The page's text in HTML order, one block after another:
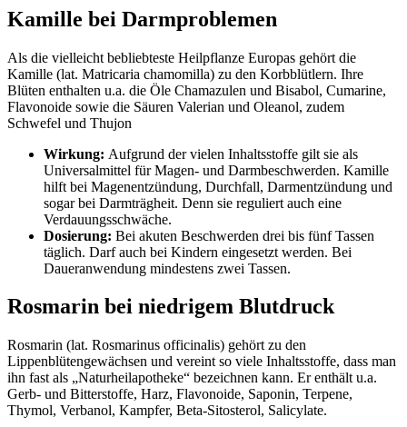
Kamille bei Darmproblemen
Als die vielleicht bebliebteste Heilpflanze Europas gehört die
Kamille (lat. Matricaria chamomilla) zu den Korbblütlern. Ihre
Blüten enthalten u.a. die Öle Chamazulen und Bisabol, Cumarine,
Flavonoide sowie die Säuren Valerian und Oleanol, zudem
Schwefel und Thujon
Wirkung: Aufgrund der vielen Inhaltsstoffe gilt sie als
Universalmittel für Magen- und Darmbeschwerden. Kamille
hilft bei Magenentzündung, Durchfall, Darmentzündung und
sogar bei Darmträgheit. Denn sie reguliert auch eine
Verdauungsschwäche.
Dosierung: Bei akuten Beschwerden drei bis fünf Tassen
täglich. Darf auch bei Kindern eingesetzt werden. Bei
Daueranwendung mindestens zwei Tassen.
Rosmarin bei niedrigem Blutdruck
Rosmarin (lat. Rosmarinus officinalis) gehört zu den
Lippenblütengewächsen und vereint so viele Inhaltsstoffe, dass man
ihn fast als „Naturheilapotheke“ bezeichnen kann. Er enthält u.a.
Gerb- und Bitterstoffe, Harz, Flavonoide, Saponin, Terpene,
Thymol, Verbanol, Kampfer, Beta-Sitosterol, Salicylate.